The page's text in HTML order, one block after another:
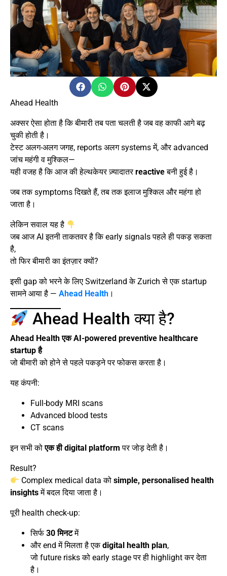
Ahead Health
अक्सर ऐसा होता है कि बीमारी तब पता चलती है जब वह काफी आगे बढ़
चुकी होती है।
टेस्ट अलग-अलग जगह, reports अलग systems में, और advanced
जांच महंगी व मुश्किल—
यही वजह है कि आज की हेल्थकेयर ज़्यादातरreactiveबनी हुई है।
जब तक symptoms दिखते हैं, तब तक इलाज मुश्किल और महंगा हो
जाता है।
लेकिन सवाल यह है
जब आज AI इतनी ताकतवर है कि early signals पहले ही पकड़ सकता
है,
तो फिर बीमारी का इंतज़ार क्यों?
इसी gap को भरने के लिए Switzerland के Zurich से एक startup
सामने आया है — Ahead Health ।
Ahead Health क्या है?
Ahead Health एक AI-powered preventive healthcare
startup है
जो बीमारी को होने से पहले पकड़ने पर फोकस करता है।
यह कंपनी:
Full-body MRI scans
Advanced blood tests
CT scans
इन सभी कोएक ही digital platform पर जोड़ देती है।
Result?
Complex medical data कोsimple, personalised health
insightsमें बदल दिया जाता है।
पूरी health check-up:
सिर्फ 30 मिनटमें
और end में मिलता है एकdigital health plan,
जो future risks को early stage पर ही highlight कर देता
है।